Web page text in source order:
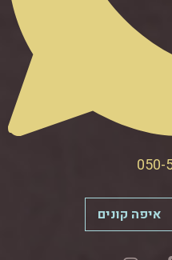
050-
איפה קונים